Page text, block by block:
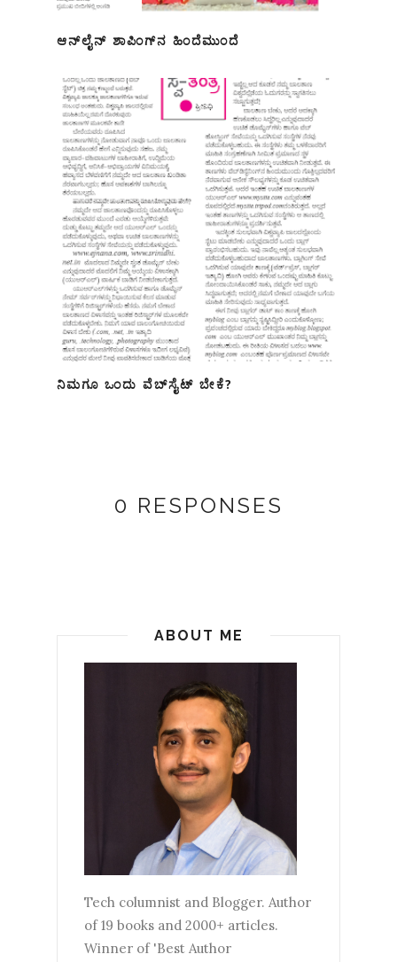
ಆನ್‌ಲೈನ್ ಶಾಪಿಂಗ್‌ನ ಹಿಂದೆಮುಂದೆ
ನಿಮಗೂ ಒಂದು ವೆಬ್‌ಸೈಟ್ ಬೇಕೆ?
0 RESPONSES
ABOUT ME
Tech columnist and Blogger. Author
of 19 books and 2000+ articles.
Winner of 'Best Author